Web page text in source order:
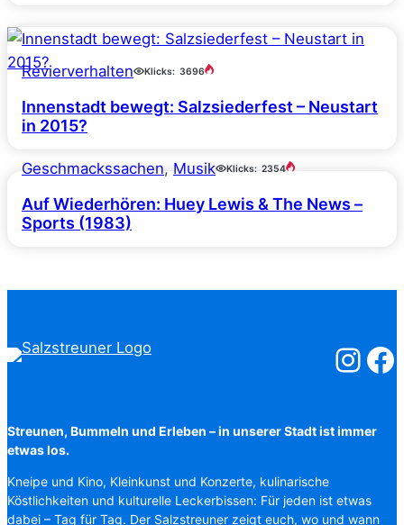
Revierverhalten Klicks: 3696
Innenstadt bewegt: Salzsiederfest – Neustart
in 2015?
Geschmackssachen, Musik Klicks: 2354
Auf Wiederhören: Huey Lewis & The News –
Sports (1983)
Streunen, Bummeln und Erleben – in unserer Stadt ist immer
etwas los.
Kneipe und Kino, Kleinkunst und Konzerte, kulinarische
Köstlichkeiten und kulturelle Leckerbissen: Für jeden ist etwas
dabei – Tag für Tag. Der Salzstreuner zeigt euch, wo und wann